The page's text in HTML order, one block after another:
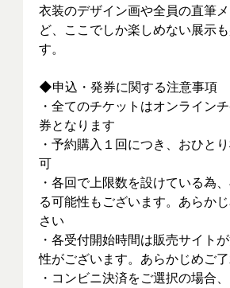
衣装のデザイン画や全員の直筆
ど、ここでしか楽しめない展示
す。
◆申込・発券に関する注意事項
・全てのチケットはオンライン
券となります
・予約購入１回につき、おひと
可
・各回で上限数を設けている為
る可能性もございます。あらか
さい
・各受付開始時間は販売サイト
性がございます。あらかじめご
・コンビニ決済をご選択の場合